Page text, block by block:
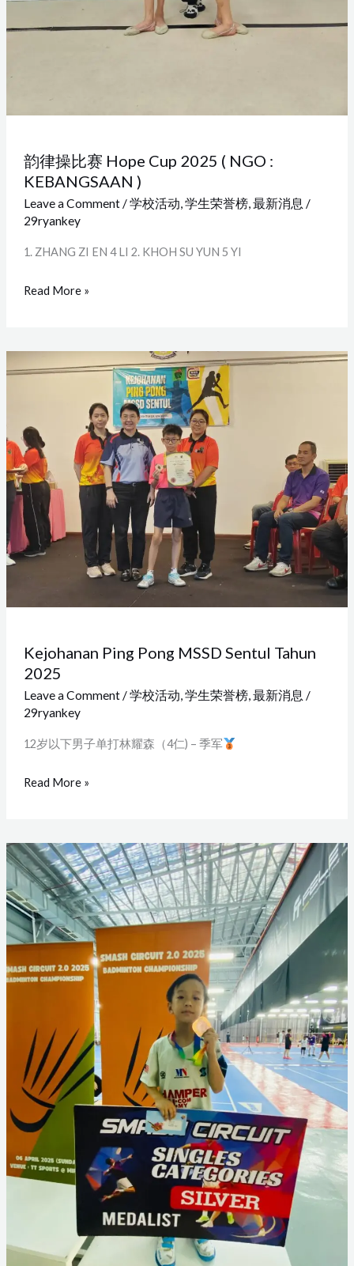
韵律操比赛 Hope Cup 2025 ( NGO :
KEBANGSAAN )
Leave a Comment /学校活动 学生荣誉榜, 最新消息 /
29ryankey
1. ZHANG ZI EN 4 LI 2. KHOH SU YUN 5 YI
Read More »
Kejohanan Ping Pong MSSD Sentul Tahun
2025
Leave a Comment /学校活动 学生荣誉榜, 最新消息 /
29ryankey
12岁以下男子单打林耀森（4仁) – 季军
MSSD
Sentul
Tahun
2025
Read More »
Smash
Circuit
Badminton
Championship
2.0